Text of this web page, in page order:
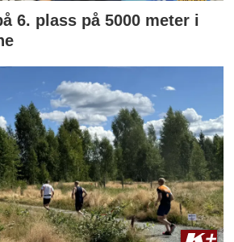
6. plass på 5000 meter i